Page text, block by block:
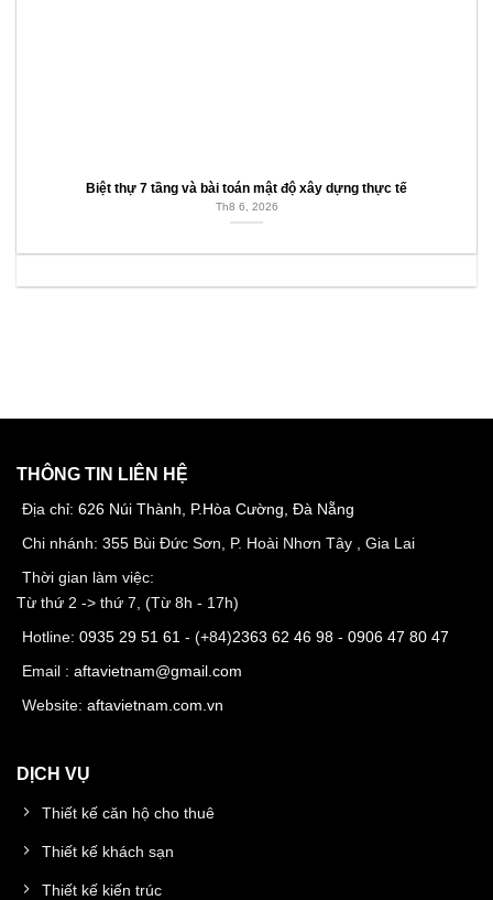
Biệt thự 7 tầng và bài toán mật độ xây dựng thực tế
Th8 6, 2026
THÔNG TIN LIÊN HỆ
Địa chỉ: 626 Núi Thành, P.Hòa Cường, Đà Nẵng
Chi nhánh: 355 Bùi Đức Sơn, P. Hoài Nhơn Tây , Gia Lai
Thời gian làm việc:
Từ thứ 2 -> thứ 7, (Từ 8h - 17h)
Hotline: 0935 29 51 61 - (+84)2363 62 46 98 - 0906 47 80 47
Email : aftavietnam@gmail.com
Website: aftavietnam.com.vn
DỊCH VỤ
Thiết kế căn hộ cho thuê
Thiết kế khách sạn
Thiết kế kiến trúc